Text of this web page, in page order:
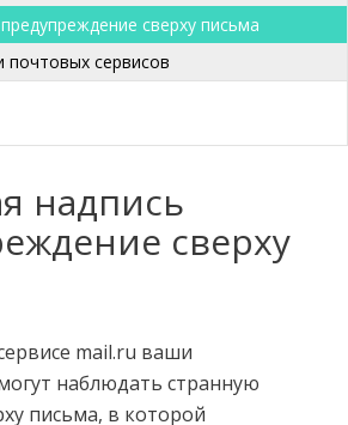
сверху письма
сервисов
надпись
сверху
mail.ru ваши
наблюдать странную
письма, в которой